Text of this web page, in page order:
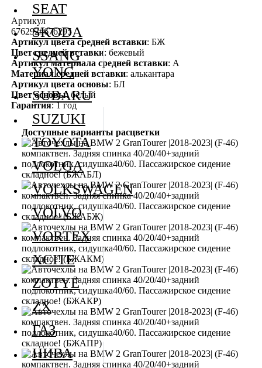
Артикул
676292#676295
Артикул цвета средней вставки: БЖ
Цвет средней вставки: бежевый
Артикул материала средней вставки: А
Материал средней вставки: алькантара
Артикул цвета основы: БЛ
Цвет основы: белый
Гарантия: 1 год
Доступные варианты расцветки
SEAT
SKODA
SSANG
YONG
SUBARU
SUZUKI
TOYOTA
VOLGA
VOLKSWAGEN
VOLVO
VORTEX
XCITE
ZOTYE
ZX
ГАЗ
НИВА